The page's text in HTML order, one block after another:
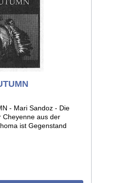
- Mari Sandoz - Die
Cheyenne aus der
ist Gegenstand
alte Heimat im Norden
Format 14 x 20,